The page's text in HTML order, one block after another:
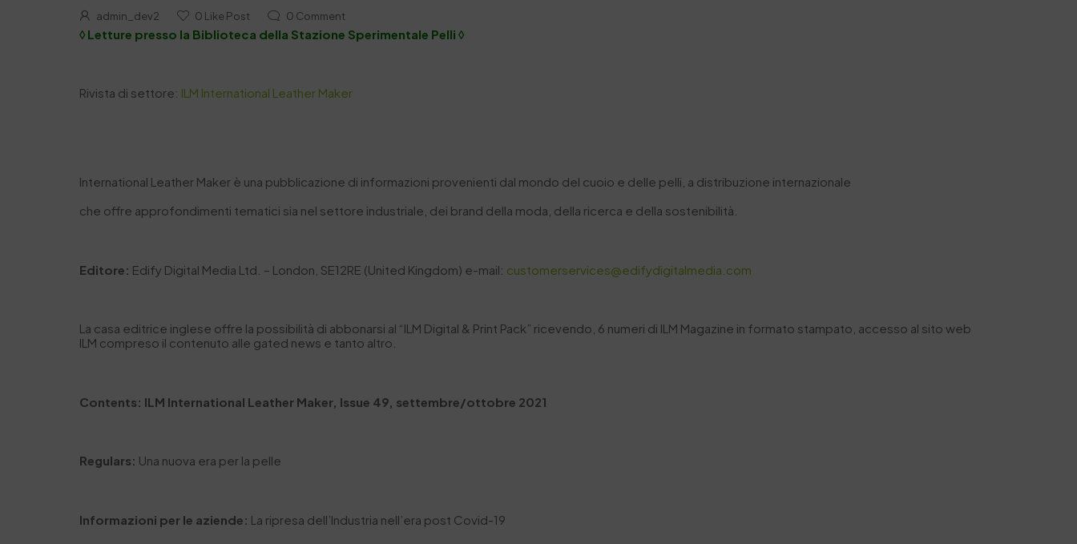
admin_dev2 0 Like Post 0 Comment
◊ Letture presso la Biblioteca della Stazione Sperimentale Pelli ◊
Rivista di settore: ILM International Leather Maker
International Leather Maker è una pubblicazione di informazioni provenienti dal mondo del cuoio e delle pelli, a distribuzione internazionale
che offre approfondimenti tematici sia nel settore industriale, dei brand della moda, della ricerca e della sostenibilità.
Editore: Edify Digital Media Ltd. – London, SE12RE (United Kingdom) e-mail: customerservices@edifydigitalmedia.com
La casa editrice inglese offre la possibilità di abbonarsi al “ILM Digital & Print Pack” ricevendo, 6 numeri di ILM Magazine in formato stampato, accesso al sito web
ILM compreso il contenuto alle gated news e tanto altro.
Contents: ILM International Leather Maker, Issue 49, settembre/ottobre 2021
Regulars: Una nuova era per la pelle
Informazioni per le aziende: La ripresa dell’Industria nell’era post Covid-19